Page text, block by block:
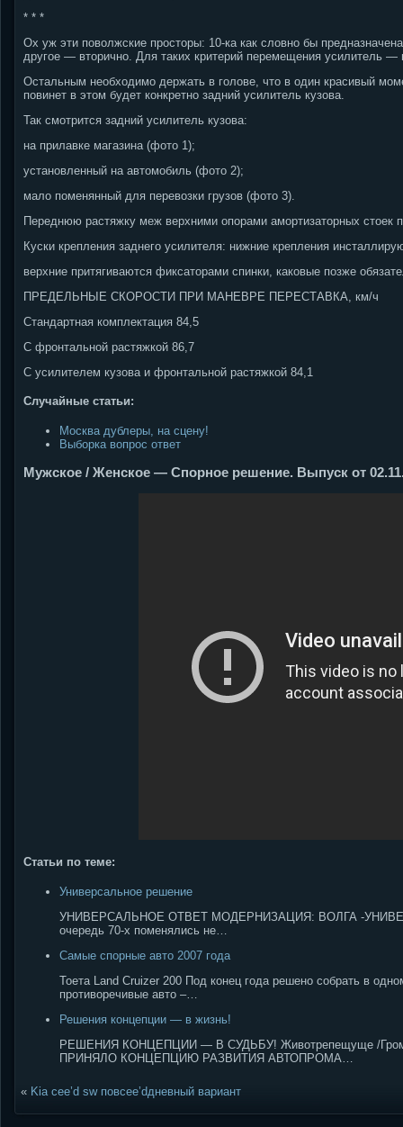
* * *
Ох уж эти поволжские просторы: 10-ка как словно бы
другое — вторично. Для таких критерий перемещения усилитель —
Остальным необходимо держать в голове, что в один красивый
повинет в этом будет конкретно задний усилитель кузова.
Так смотрится задний усилитель кузова:
на прилавке магазина (фото 1);
установленный на автомобиль (фото 2);
мало поменянный для перевозки грузов (фото 3).
Переднюю растяжку меж верхними опорами амортизаторных стоек
Куски крепления заднего усилителя: нижние крепления
верхние притягиваются фиксаторами спинки, каковые позже
ПРЕДЕЛЬНЫЕ СКОРОСТИ ПРИ МАНЕВРЕ ПЕРЕСТАВКА, км/ч
Стандартная комплектация 84,5
С фронтальной растяжкой 86,7
С усилителем кузова и фронтальной растяжкой 84,1
Случайные статьи:
Москва дублеры, на сцену!
Выборка вопрос ответ
Мужское / Женское — Спорное решение. Выпуск от
Статьи по теме:
Универсальное решение
УНИВЕРСАЛЬНОЕ ОТВЕТ МОДЕРНИЗАЦИЯ: ВОЛГА -
очередь 70-х поменялись не…
Самые спорные авто 2007 года
Тоета Land Cruizer 200 Под конец года решено собрать в
противоречивые авто –…
Решения концепции — в жизнь!
РЕШЕНИЯ КОНЦЕПЦИИ — В СУДЬБУ! Животрепещуще /
ПРИНЯЛО КОНЦЕПЦИЮ РАЗВИТИЯ АВТОПРОМА…
« Kia cee’d sw повcee’dдневный вариант